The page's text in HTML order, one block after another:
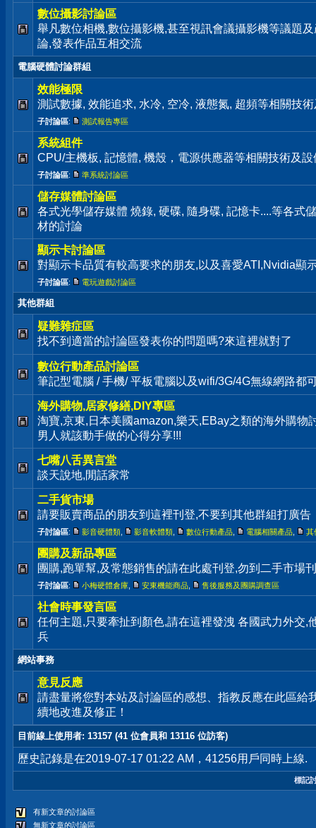
數位攝影討論區
舉凡數位相機,數位攝影機,甚至視訊會議攝影機等議題
論,發表作品互相交流
電腦硬體討論群組
效能極限
測試數據, 效能追求, 水冷, 空冷, 液態氮, 超頻等相關技
子討論區: 測試報告專區
系統組件
CPU/主機板, 記憶體, 機殼，電源供應器等相關技術及
子討論區: 準系統討論區
儲存媒體討論區
各式光學儲存媒體 燒錄, 硬碟, 隨身碟, 記憶卡....等各式
材的討論
顯示卡討論區
對顯示卡品質有較高要求的朋友,以及喜愛ATI,Nvidia顯
子討論區: 電玩遊戲討論區
其他群組
疑難雜症區
找不到適當的討論區發表你的問題嗎?來這裡就對了
數位行動產品討論區
筆記型電腦 / 手機/ 平板電腦以及wifi/3G/4G無線網路都
海外購物,居家修繕,DIY專區
淘寶,京東,日本美國amazon,樂天,EBay之類的海外購物
男人就該動手做的心得分享!!!
七嘴八舌異言堂
談天說地,閒話家常
二手貨市場
請要販賣商品的朋友到這裡刊登,不要到其他群組打廣告
子討論區: 影音硬體類 影音軟體類 數位行動產品 電腦相關產品 其
團購及新品專區
團購,跑單幫,及常態銷售的請在此處刊登,勿到二手市場
子討論區: 小梅硬體倉庫 安東機能商品 售後服務及團購調查區
社會時事發言區
任何主題,只要牽扯到顏色,請在這裡發洩 各國武力外交,
兵
網站事務
意見反應
請盡量將您對本站及討論區的感想、指教反應在此區給
續地改進及修正！
目前線上使用者: 13157 (41 位會員和 13116 位訪客)
歷史記錄是在2019-07-17 01:22 AM，41256用戶同時上線.
標記
有新文章的討論區
無新文章的討論區